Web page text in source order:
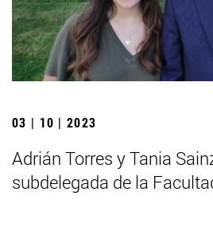
03 | 10 | 2023
Adrián Torres y Tania
subdelegada de la